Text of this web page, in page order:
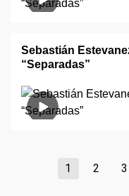
Sebastián
“Separadas”
1 2 3